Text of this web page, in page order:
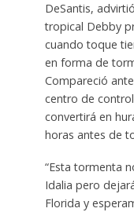
DeSantis,
tropical Debby
cuando toque
en forma de
Compareció
centro de
convertirá en
horas antes de
“Esta tormenta
Idalia pero
Florida y